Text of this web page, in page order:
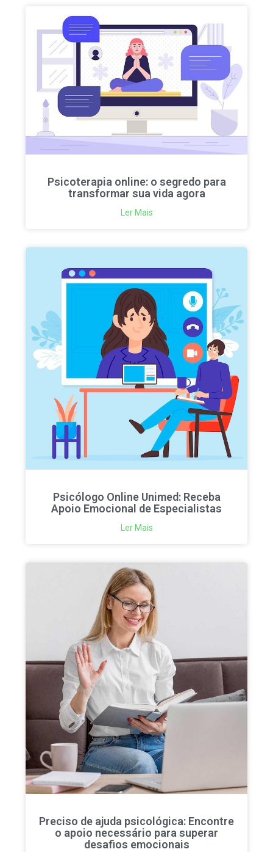
Psicoterapia online: o segredo para
transformar sua vida agora
Ler Mais
Psicólogo Online Unimed: Receba
Apoio Emocional de Especialistas
Ler Mais
Preciso de ajuda psicológica: Encontre
o apoio necessário para superar
desafios emocionais